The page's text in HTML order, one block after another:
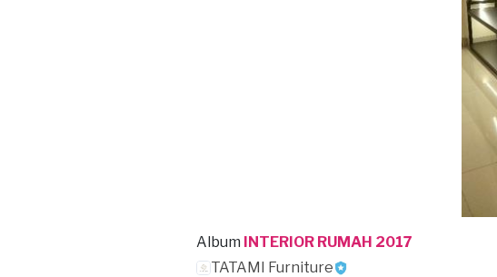
Album INTERIOR RUMAH 2017
TATAMI Furniture